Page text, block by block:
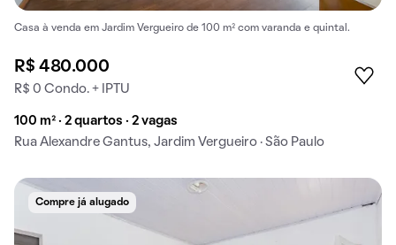
Casa à venda em Jardim Vergueiro de 100 m² com varanda e quintal.
R$ 480.000
R$ 0 Condo. + IPTU
100 m² · 2 quartos · 2 vagas
Rua Alexandre Gantus, Jardim Vergueiro · São Paulo
Compre já alugado